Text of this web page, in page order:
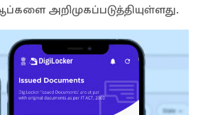
அறிமுகப்படுத்தியுள்ளது.